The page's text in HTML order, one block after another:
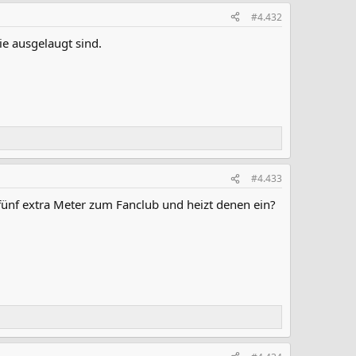
#4.432
ausgelaugt sind.
#4.433
extra Meter zum Fanclub und heizt denen ein?